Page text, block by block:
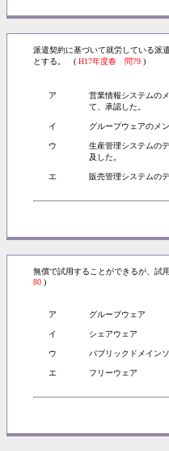
派遣契約に基づいて就労している派
とする。 ( H17年度春 問79 )
ア
営業情報システムの
て、承認した。
イ グループウェアのメ
ウ
生産管理システムの
及した。
エ 販売管理システムの
無償で試用することができるが、試
80 )
ア グループウェア
イ シェアウェア
ウ パブリックドメイン
エ フリーウェア